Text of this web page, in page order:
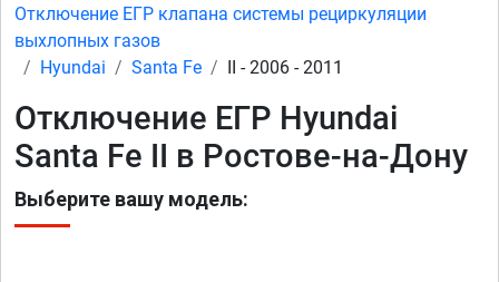
Отключение ЕГР клапана системы рециркуляции
выхлопных газов
Hyundai
Santa Fe II - 2006 - 2011
Отключение ЕГР Hyundai
Santa Fe II в Ростове-на-Дону
Выберите вашу модель: